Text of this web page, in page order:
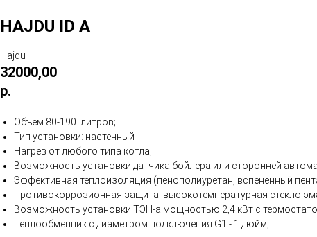
HAJDU ID A
Hajdu
32000,00
р.
Объем 80-190 литров;
Тип установки: настенный
Нагрев от любого типа котла;
Возможность установки датчика бойлера или сторонней
Эффективная теплоизоляция (пенополиуретан, вспененный
Противокоррозионная защита: высокотемпературная стекло
Возможность установки ТЭН-а мощностью 2,4 кВт с
Теплообменник с диаметром подключения G1 - 1 дюйм;